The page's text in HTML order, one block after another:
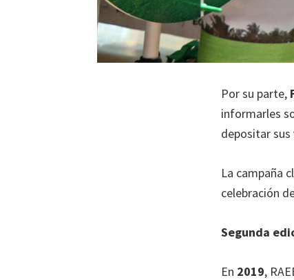
Por su parte,
informarles
depositar
La campaña
celebración
Segunda
En 2019,